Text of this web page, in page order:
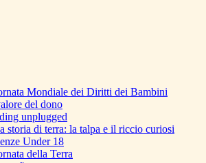
Mondiale dei Diritti dei Bambini
del dono
unplugged
storia di terra: la talpa e il riccio curiosi
Under 18
della Terra